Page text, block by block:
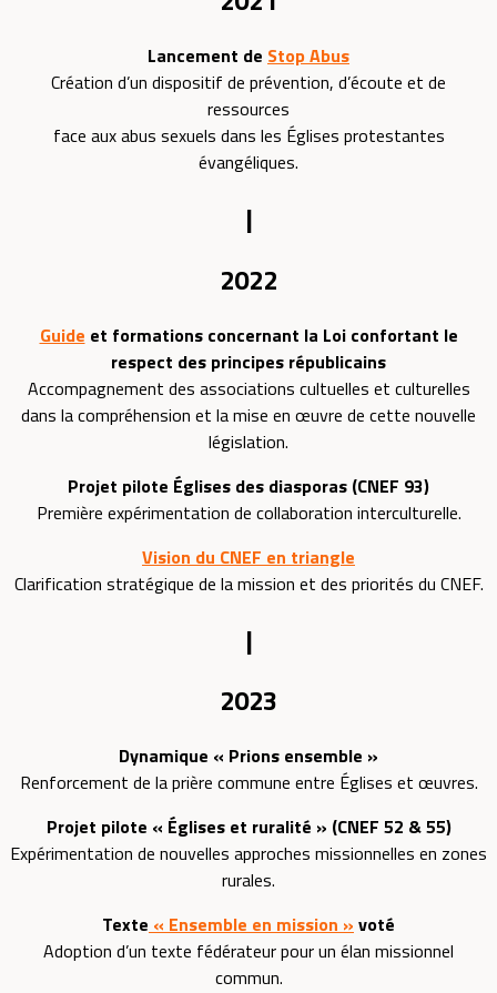
Lancement de Stop Abus
Création d’un dispositif de prévention, d’écoute et de
ressources
face aux abus sexuels dans les Églises protestantes
évangéliques.
|
2022
Guide et formations concernant la Loi confortant le
respect des principes républicains
Accompagnement des associations cultuelles et culturelles
dans la compréhension et la mise en œuvre de cette nouvelle
législation.
Projet pilote Églises des diasporas (CNEF 93)
Première expérimentation de collaboration interculturelle.
Vision du CNEF en triangle
Clarification stratégique de la mission et des priorités du CNEF.
|
2023
Dynamique « Prions ensemble »
Renforcement de la prière commune entre Églises et œuvres.
Projet pilote « Églises et ruralité » (CNEF 52 & 55)
Expérimentation de nouvelles approches missionnelles en zones
rurales.
Texte « Ensemble en mission » voté
Adoption d’un texte fédérateur pour un élan missionnel
commun.